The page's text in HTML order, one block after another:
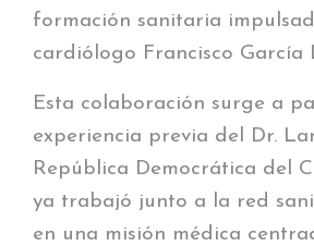
formación sanitaria
cardiólogo Francisco García
Esta colaboración surge a
experiencia previa del Dr.
República Democrática del
ya trabajó junto a la red
en una misión médica